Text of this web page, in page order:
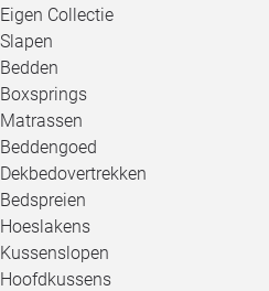
Eigen Collectie
Slapen
Bedden
Boxsprings
Matrassen
Beddengoed
Dekbedovertrekken
Bedspreien
Hoeslakens
Kussenslopen
Hoofdkussens